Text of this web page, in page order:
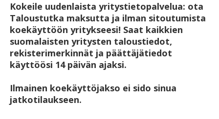
Kokeile uudenlaista yritystietopalvelua: ota
Taloustutka maksutta ja ilman sitoutumista
koekäyttöön yritykseesi! Saat kaikkien
suomalaisten yritysten taloustiedot,
rekisterimerkinnät ja päättäjätiedot
käyttöösi 14 päivän ajaksi.
Ilmainen koekäyttöjakso ei sido sinua
jatkotilaukseen.